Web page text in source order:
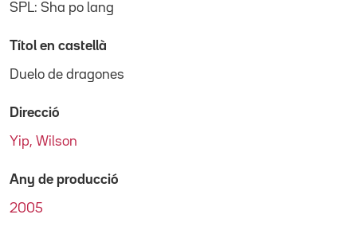
SPL: Sha po lang
Títol en castellà
Duelo de dragones
Direcció
Yip, Wilson
Any de producció
2005